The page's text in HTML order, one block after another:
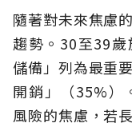
隨著對未來焦慮
趨勢。30至39
儲備」列為最重
開銷」（35%）
風險的焦慮，若